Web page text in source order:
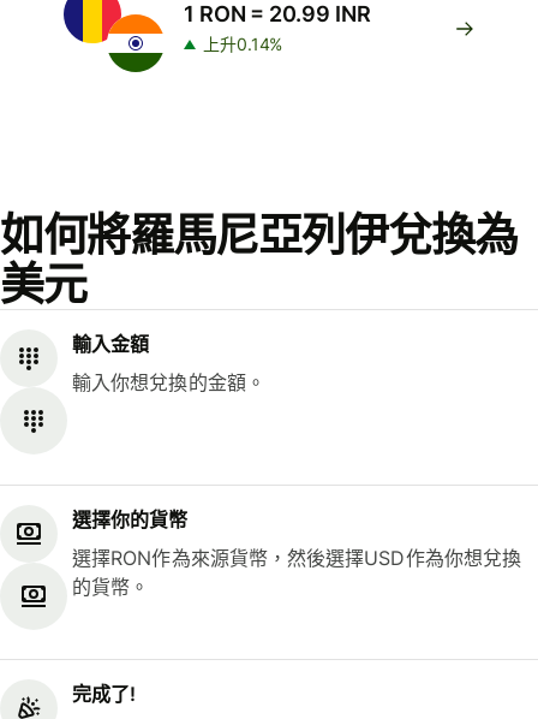
1 RON = 20.99 INR
上升0.14%
如何將羅馬尼亞列伊兌換為
美元
輸入金額
輸入你想兌換的金額。
選擇你的貨幣
選擇RON作為來源貨幣，然後選擇USD作為你想兌換
的貨幣。
完成了!